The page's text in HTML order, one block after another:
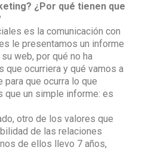
¿Por qué tienen que
es la comunicación con
le presentamos un informe
web, por qué no ha
que ocurriera y qué vamos a
que ocurra lo que
que un simple informe: es
otro de los valores que
de las relaciones
de ellos llevo 7 años,